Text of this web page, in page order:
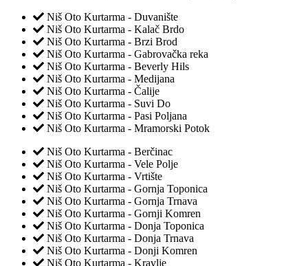
Niš Oto Kurtarma - Duvanište
Niš Oto Kurtarma - Kalač Brdo
Niš Oto Kurtarma - Brzi Brod
Niš Oto Kurtarma - Gabrovačka reka
Niš Oto Kurtarma - Beverly Hils
Niš Oto Kurtarma - Medijana
Niš Oto Kurtarma - Čalije
Niš Oto Kurtarma - Suvi Do
Niš Oto Kurtarma - Pasi Poljana
Niš Oto Kurtarma - Mramorski Potok
Niš Oto Kurtarma - Berčinac
Niš Oto Kurtarma - Vele Polje
Niš Oto Kurtarma - Vrtište
Niš Oto Kurtarma - Gornja Toponica
Niš Oto Kurtarma - Gornja Trnava
Niš Oto Kurtarma - Gornji Komren
Niš Oto Kurtarma - Donja Toponica
Niš Oto Kurtarma - Donja Trnava
Niš Oto Kurtarma - Donji Komren
Niš Oto Kurtarma - Kravlje